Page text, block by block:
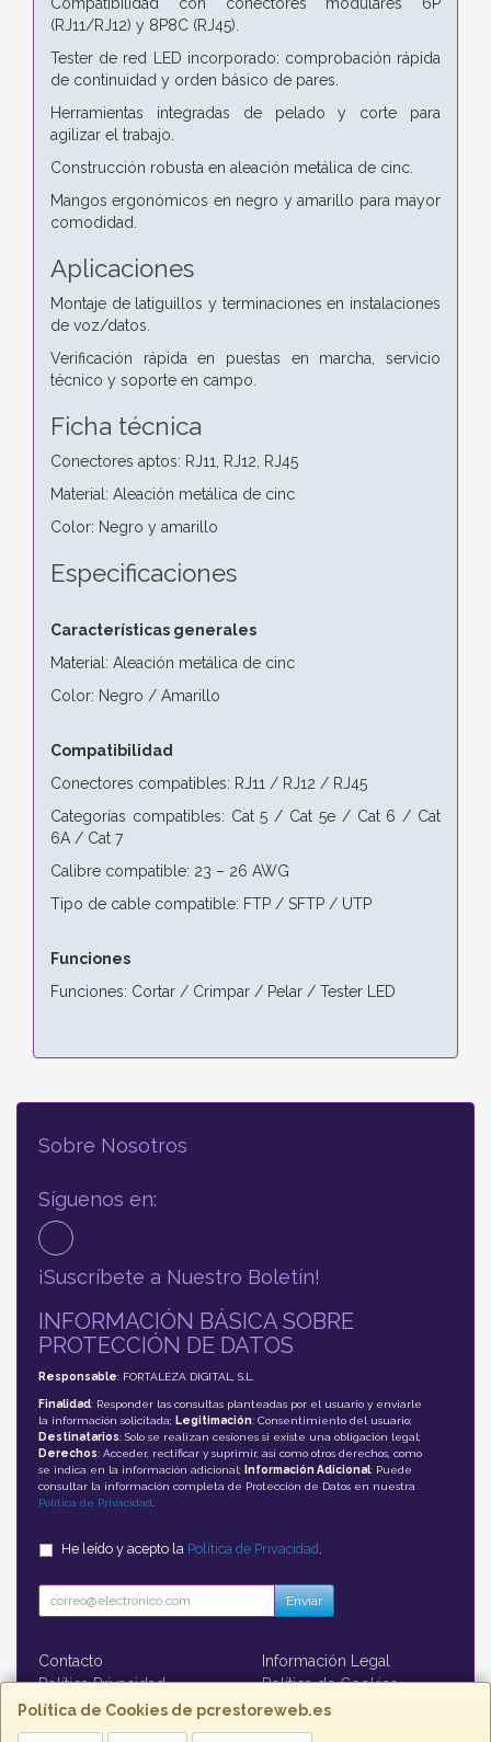
(RJ11/RJ12) y 8P8C (RJ45).
Tester de red LED incorporado: comprobación rápida
de continuidad y orden básico de pares.
Herramientas integradas de pelado y corte para
agilizar el trabajo.
Construcción robusta en aleación metálica de cinc.
Mangos ergonómicos en negro y amarillo para mayor
comodidad.
Aplicaciones
Montaje de latiguillos y terminaciones en instalaciones
de voz/datos.
Verificación rápida en puestas en marcha, servicio
técnico y soporte en campo.
Ficha técnica
Conectores aptos: RJ11, RJ12, RJ45
Material: Aleación metálica de cinc
Color: Negro y amarillo
Especificaciones
Características generales
Material: Aleación metálica de cinc
Color: Negro / Amarillo
Compatibilidad
Conectores compatibles: RJ11 / RJ12 / RJ45
Categorías compatibles: Cat 5 / Cat 5e / Cat 6 / Cat
6A / Cat 7
Calibre compatible: 23 – 26 AWG
Tipo de cable compatible: FTP / SFTP / UTP
Funciones
Funciones: Cortar / Crimpar / Pelar / Tester LED
Política de Cookies de pcrestoreweb.es
Sobre Nosotros
Síguenos en:
¡Suscríbete a Nuestro Boletín!
INFORMACIÓN BÁSICA SOBRE
PROTECCIÓN DE DATOS
Responsable: FORTALEZA DIGITAL, S.L.
Finalidad: Responder las consultas planteadas por el usuario y enviarle
la información solicitada; Legitimación: Consentimiento del usuario;
Destinatarios: Solo se realizan cesiones si existe una obligación legal;
Derechos: Acceder, rectificar y suprimir, así como otros derechos, como
se indica en la información adicional;
Información Adicional: Puede
consultar la información completa de Protección de Datos en nuestra
Política de Privacidad
He leído y acepto la Política de Privacidad
Enviar
Contacto
Información Legal
Política Privacidad
Política de Cookies
Formas de Pago